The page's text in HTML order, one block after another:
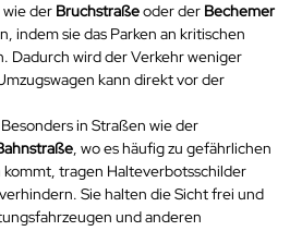
der Bruchstraße oder der Bechemer
indem sie das Parken an kritischen
Dadurch wird der Verkehr weniger
kann direkt vor der
in Straßen wie der
, wo es häufig zu gefährlichen
tragen Halteverbotsschilder
Sie halten die Sicht frei und
und anderen